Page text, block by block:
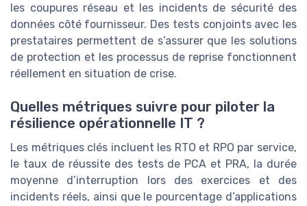
les coupures réseau et les incidents de sécurité des
données côté fournisseur. Des tests conjoints avec les
prestataires permettent de s’assurer que les solutions
de protection et les processus de reprise fonctionnent
réellement en situation de crise.
Quelles métriques suivre pour piloter la
résilience opérationnelle IT ?
Les métriques clés incluent les RTO et RPO par service,
le taux de réussite des tests de PCA et PRA, la durée
moyenne d’interruption lors des exercices et des
incidents réels, ainsi que le pourcentage d’applications